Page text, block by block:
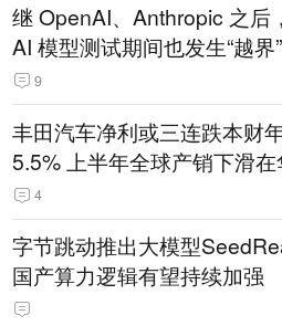
继 OpenAI、Anthropic 之后
AI 模型测试期间也发生“越界
9
丰田汽车净利或三连跌本财
5.5% 上半年全球产销下滑
14.3万辆
4
字节跳动推出大模型
国产算力逻辑有望持续加强